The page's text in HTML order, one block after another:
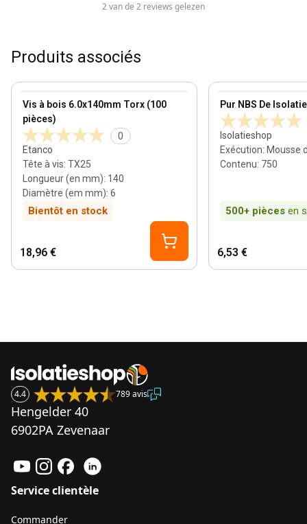
2 van de 2 reviews gelezen
Produits associés
Vis à bois 6.0x140mm Torx (100
pièces)
0
Etanco
Tête à vis: TX25
Longueur (en mm): 140
Diamètre (em mm): 6
Bientôt en stock
View product
18,96 €
Pur NBS De
Isolatieshop
Exécution: Mousse
Contenu: 750
500+ pièces en
View product
6,53 €
4.4 789 avis
Hengelder 40
6902PA Zevenaar
Service clientèle
Commander